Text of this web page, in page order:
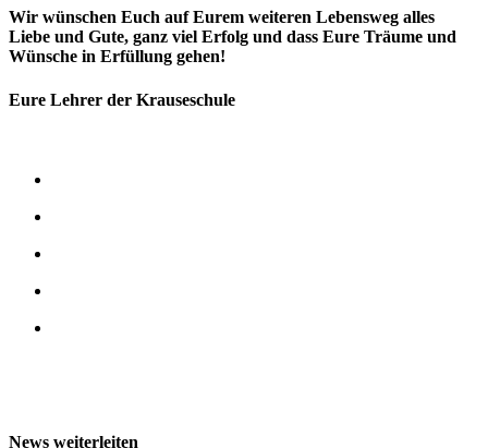
Wir wünschen Euch auf Eurem weiteren Lebensweg alles
Liebe und Gute, ganz viel Erfolg und dass Eure Träume und
Wünsche in Erfüllung gehen!
Eure Lehrer der Krauseschule
News weiterleiten